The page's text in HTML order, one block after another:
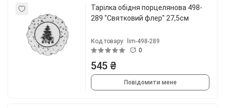
Тарілка обідня порцелянова 498-
289 "Святковий флер" 27,5см
Код товару:
lim-498-289
0
545 ₴
Повідомити мене